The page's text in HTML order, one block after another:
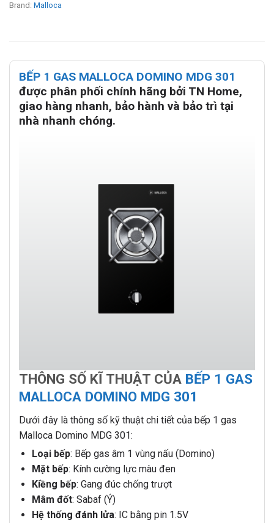
Brand: Malloca
BẾP 1 GAS MALLOCA DOMINO MDG 301
được phân phối chính hãng bởi TN Home,
giao hàng nhanh, bảo hành và bảo trì tại
nhà nhanh chóng.
THÔNG SỐ KĨ THUẬT CỦA BẾP 1 GAS
MALLOCA DOMINO MDG 301
Dưới đây là thông số kỹ thuật chi tiết của bếp 1 gas
Malloca Domino MDG 301:
Loại bếp: Bếp gas âm 1 vùng nấu (Domino)
Mặt bếp: Kính cường lực màu đen
Kiềng bếp: Gang đúc chống trượt
Mâm đốt: Sabaf (Ý)
Hệ thống đánh lửa: IC bằng pin 1.5V